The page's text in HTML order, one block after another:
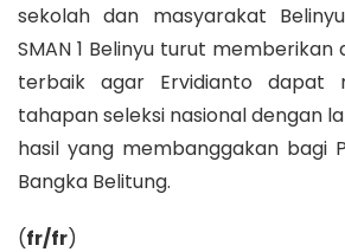
sekolah dan masyarakat
SMAN 1 Belinyu turut memberikan
terbaik agar Ervidianto dapat
tahapan seleksi nasional dengan
hasil yang membanggakan bagi
Bangka Belitung.
(fr/fr)